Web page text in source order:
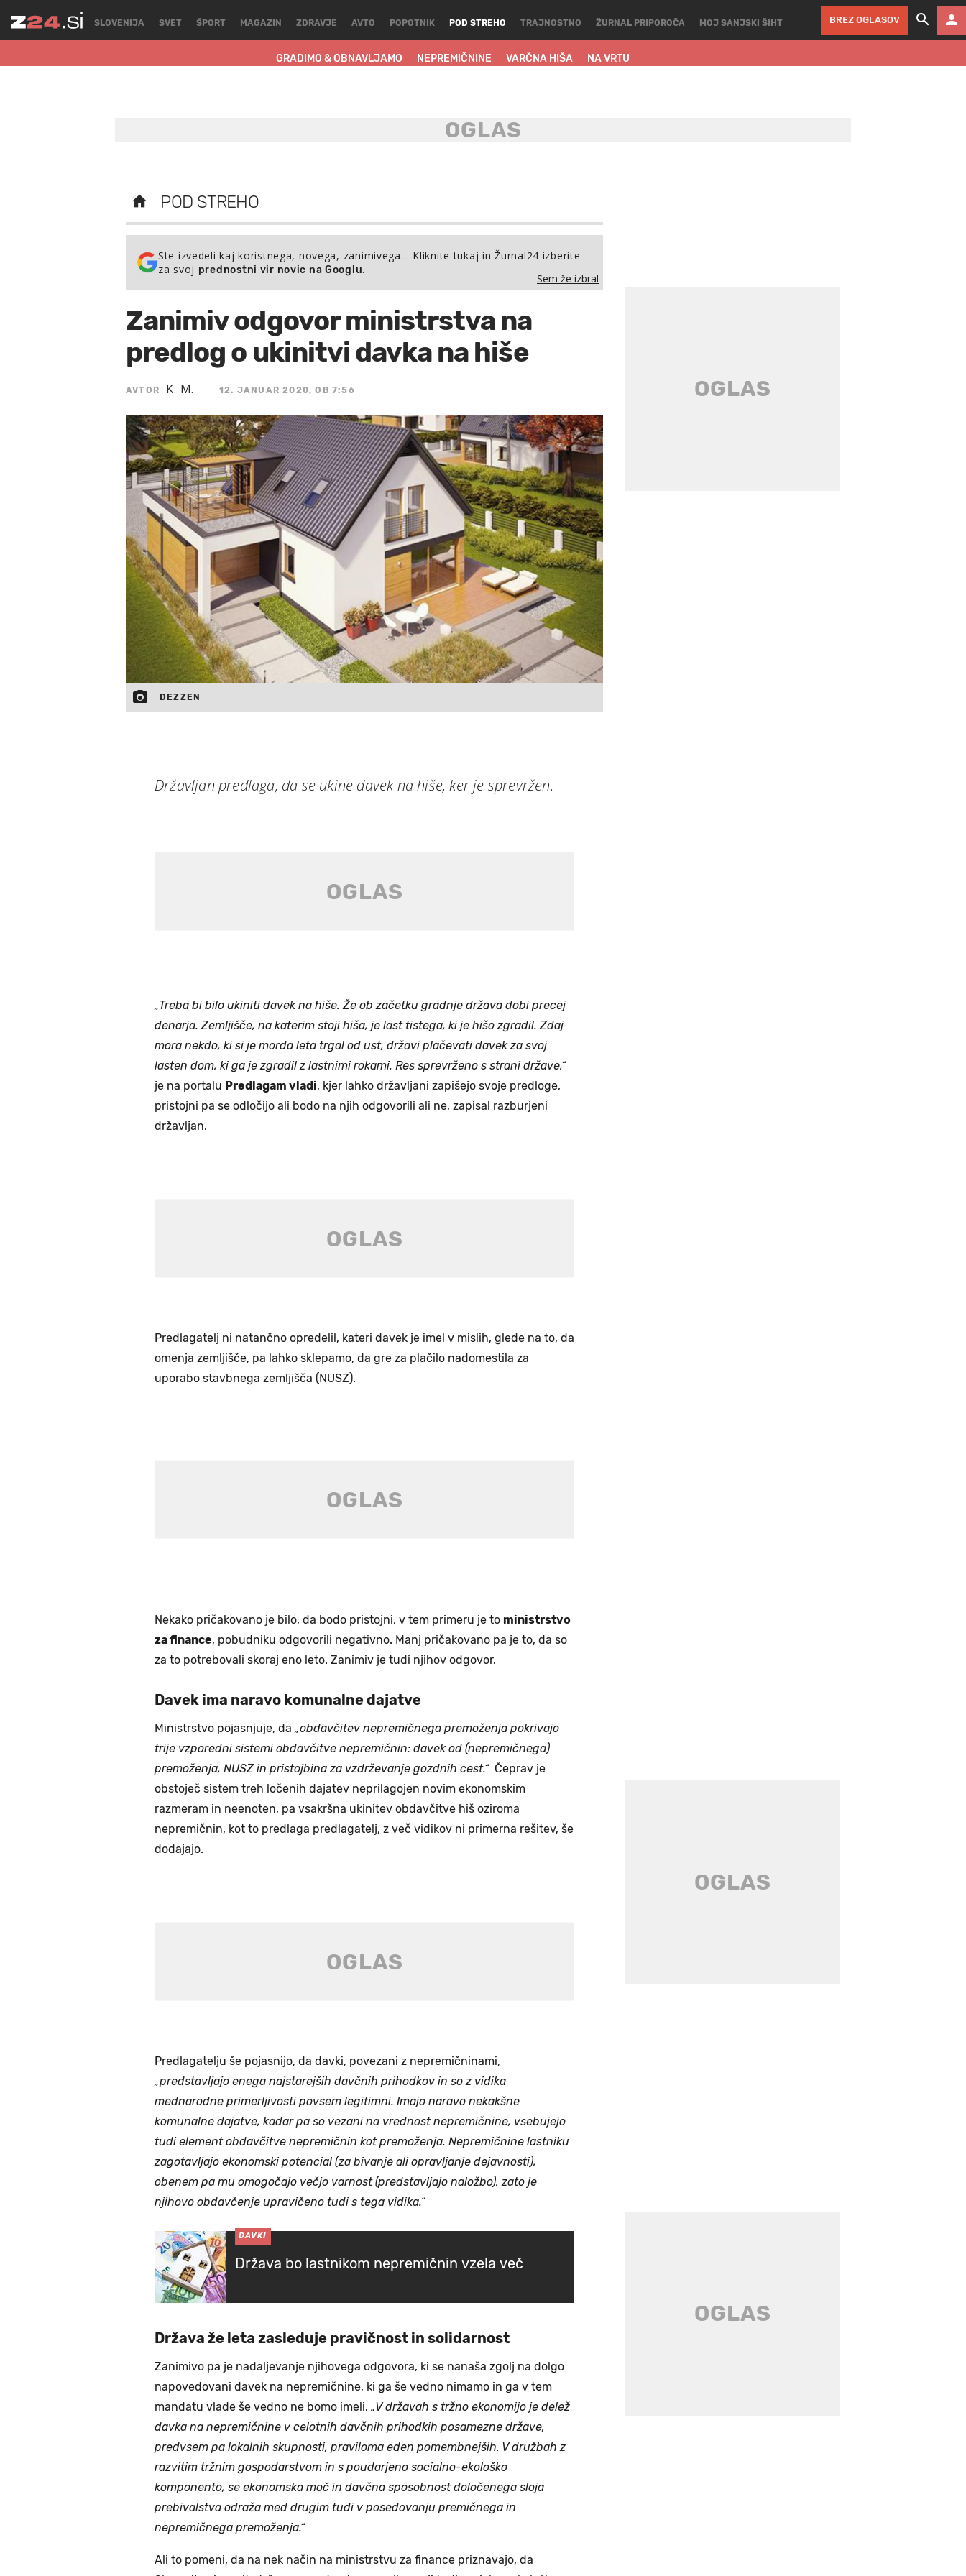
SLOVENIJA SVET ŠPORT MAGAZIN ZDRAVJE AVTO POPOTNIK POD STREHO
GRADIMO & OBNAVLJAMO NEPREMIČNINE VARČNA HIŠA NA VRTU
TRAJNOSTNO ŽURNAL PRIPOROČA MOJ SANJSKI ŠIHT BREZ OGLASOV
POD STREHO
Ste izvedeli kaj koristnega, novega, zanimivega… Kliknite tukaj in Žurnal24 izberite
za svoj prednostni vir novic na Googlu.
Sem že izbral
Zanimiv odgovor ministrstva na
predlog o ukinitvi davka na hiše
AVTOR K. M. 12. JANUAR 2020, OB 7:56
DEZZEN
Državljan predlaga, da se ukine davek na hiše, ker je sprevržen.
„Treba bi bilo ukiniti davek na hiše. Že ob začetku gradnje država dobi precej
denarja. Zemljišče, na katerim stoji hiša, je last tistega, ki je hišo zgradil. Zdaj
mora nekdo, ki si je morda leta trgal od ust, državi plačevati davek za svoj
lasten dom, ki ga je zgradil z lastnimi rokami. Res sprevrženo s strani države,“
je na portalu Predlagam vladi, kjer lahko državljani zapišejo svoje predloge,
pristojni pa se odločijo ali bodo na njih odgovorili ali ne, zapisal razburjeni
državljan.
Predlagatelj ni natančno opredelil, kateri davek je imel v mislih, glede na to, da
omenja zemljišče, pa lahko sklepamo, da gre za plačilo nadomestila za
uporabo stavbnega zemljišča (NUSZ).
Nekako pričakovano je bilo, da bodo pristojni, v tem primeru je to ministrstvo
za finance, pobudniku odgovorili negativno. Manj pričakovano pa je to, da so
za to potrebovali skoraj eno leto. Zanimiv je tudi njihov odgovor.
Davek ima naravo komunalne dajatve
Ministrstvo pojasnjuje, da „obdavčitev nepremičnega premoženja pokrivajo
trije vzporedni sistemi obdavčitve nepremičnin: davek od (nepremičnega)
premoženja, NUSZ in pristojbina za vzdrževanje gozdnih cest.“Čeprav je
obstoječ sistem treh ločenih dajatev neprilagojen novim ekonomskim
razmeram in neenoten, pa vsakršna ukinitev obdavčitve hiš oziroma
nepremičnin, kot to predlaga predlagatelj, z več vidikov ni primerna rešitev, še
dodajajo.
Predlagatelju še pojasnijo, da davki, povezani z nepremičninami,
„predstavljajo enega najstarejših davčnih prihodkov in so z vidika
mednarodne primerljivosti povsem legitimni. Imajo naravo nekakšne
komunalne dajatve, kadar pa so vezani na vrednost nepremičnine, vsebujejo
tudi element obdavčitve nepremičnin kot premoženja. Nepremičnine lastniku
zagotavljajo ekonomski potencial (za bivanje ali opravljanje dejavnosti),
obenem pa mu omogočajo večjo varnost (predstavljajo naložbo), zato je
njihovo obdavčenje upravičeno tudi s tega vidika.“
DAVKI
Država bo lastnikom nepremičnin vzela več
Država že leta zasleduje pravičnost in solidarnost
Zanimivo pa je nadaljevanje njihovega odgovora, ki se nanaša zgolj na dolgo
napovedovani davek na nepremičnine, ki ga še vedno nimamo in ga v tem
mandatu vlade še vedno ne bomo imeli. „V državah s tržno ekonomijo je delež
davka na nepremičnine v celotnih davčnih prihodkih posamezne države,
predvsem pa lokalnih skupnosti, praviloma eden pomembnejših. V družbah z
razvitim tržnim gospodarstvom in s poudarjeno socialno-ekološko
komponento, se ekonomska moč in davčna sposobnost določenega sloja
prebivalstva odraža med drugim tudi v posedovanju premičnega in
nepremičnega premoženja.“
Ali to pomeni, da na nek način na ministrstvu za finance priznavajo, da